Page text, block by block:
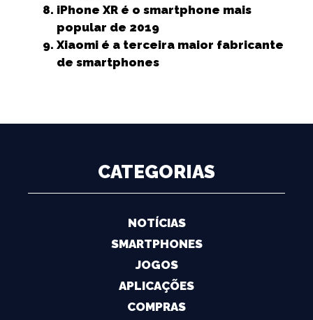
iPhone XR é o smartphone mais
popular de 2019
Xiaomi é a terceira maior fabricante
de smartphones
CATEGORIAS
NOTÍCIAS
SMARTPHONES
JOGOS
APLICAÇÕES
COMPRAS